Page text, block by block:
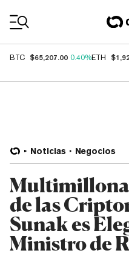
BTC $65,207.00 0.40%ETH
Noticias Negocios
de las
Sunak es
Ministro de